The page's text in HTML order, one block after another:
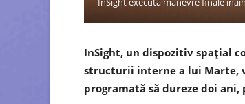
InSight, un dispozitiv spaţial
structurii interne a lui Marte,
programată să dureze doi